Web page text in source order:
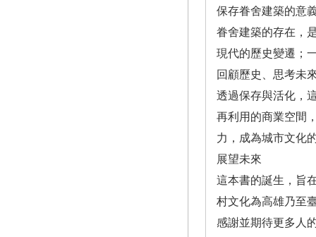
保存眷舍建築的意
眷舍建築的存在，
現代的歷史變遷；
回顧歷史、思考未
透過保存與活化，
再利用的商業空間
力，成為城市文化
展望未來
這本書的誕生，旨
村文化為高雄乃至
感謝並期待更多人